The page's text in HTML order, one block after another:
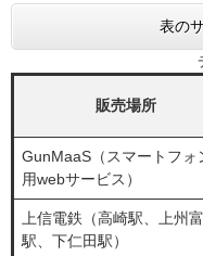
表の
販売場所
GunMaaS（スマートフォ
用webサービス）
上信電鉄（高崎駅、上州
駅、下仁田駅）